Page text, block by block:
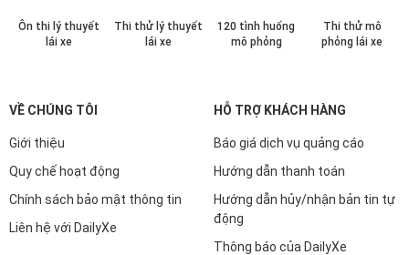
Ôn thi lý thuyết
lái xe
Thi thử lý thuyết
lái xe
120 tình huống
mô phỏng
Thi thử mô
phỏng lái xe
VỀ CHÚNG TÔI
Giới thiệu
Quy chế hoạt động
Chính sách bảo mật thông tin
Liên hệ với DailyXe
HỖ TRỢ KHÁCH HÀNG
Báo giá dịch vụ quảng cáo
Hướng dẫn thanh toán
Hướng dẫn hủy/nhận bản tin tự
động
Thông báo của DailyXe